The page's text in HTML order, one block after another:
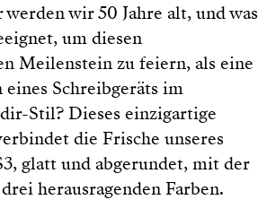
werden wir 50 Jahre alt, und was
um diesen
Meilenstein zu feiern, als eine
Schreibgeräts im
Stil? Dieses einzigartige
die Frische unseres
glatt und abgerundet, mit der
herausragenden Farben.